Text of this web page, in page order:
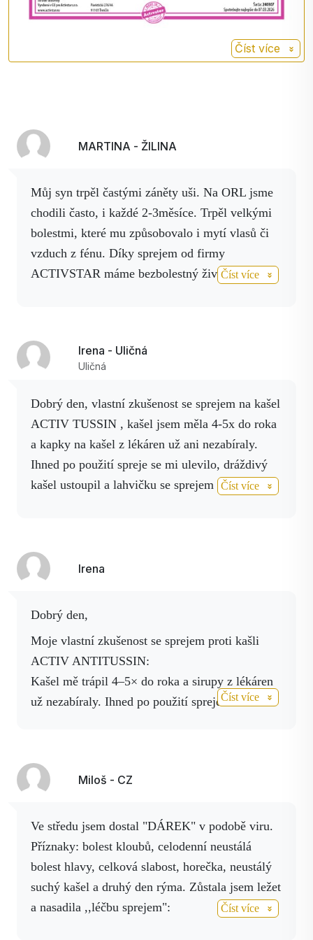
křeče, podporuje tvorbu žluči a
zmírňuje nadýmání.
Hřebíček
Má silné protizánětlivé a analgetické
účinky (působí proti bolesti), posiluje
prostředkem.
Číst více
MARTINA - ŽILINA
Můj syn trpěl častými záněty uši. Na ORL jsme
chodili často, i každé 2-3měsíce. Trpěl velkými
bolestmi, které mu způsobovalo i mytí vlasů či
vzduch z fénu. Díky sprejem od firmy
ACTIVSTAR máme bezbolestný život. Při
jsou v nano kvalitě, i to cítit, že nezůstávají na
aplikuje se pod jazyk a od bolesti už máme po
ruce Activ HEPL spray.
Všechny zmiňované
produkty ověřené i na jiných dětech, jen
Určitě doporučuji.
Číst více
Irena - Uličná
Uličná
Dobrý den, vlastní zkušenost se sprejem na kašel
ACTIV TUSSIN , kašel jsem měla 4-5x do roka
a kapky na kašel z lékáren už ani nezabíraly.
Ihned po použití spreje se mi ulevilo, dráždivý
kašel ustoupil a lahvičku se sprejem nosím v
bolela žebra a břišní svaly. Irena
Číst více
Irena
Dobrý den,
moje vlastní zkušenost se sprejem proti kašli
ACTIV ANTITUSSIN:
Kašel mě trápil 4–5× do roka a sirupy z lékáren
už nezabíraly. Ihned po použití spreje se mi
by mě kašel přepadl kdekoliv.
Také musím pochválit ACTIV HELP – vynikající
hrudi způsobené kašlem, kdy mě už bolela žebra
i břišní svaly.
Irena
Číst více
Miloš - CZ
Ve středu jsem dostal "DÁREK" v podobě viru.
Příznaky: bolest kloubů, celodenní neustálá
bolest hlavy, celková slabost, horečka, neustálý
suchý kašel a druhý den rýma. Zůstala jsem ležet
a nasadila ,,léčbu sprejem":
Číst více